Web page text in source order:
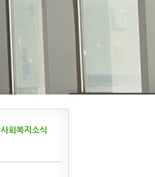
사회복지소식